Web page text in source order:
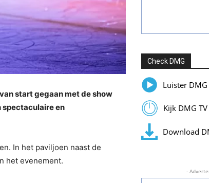
start gegaan met de show
spectaculaire en
In het paviljoen naast de
het evenement.
Check DMG
Luister DMG
Kijk DMG TV
Download
-